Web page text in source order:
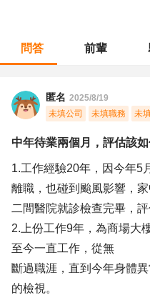
問答 前輩
匿名 2025/8/19
未填公司
未填職務 未
中年待業兩個月，評估該
1.工作經驗20年，因今年5
離職，也碰到颱風影響，
二間醫院就診檢查完畢，
2.上份工作9年，為商場大
至今一直工作，從無
斷過職涯，直到今年身體
的檢視。